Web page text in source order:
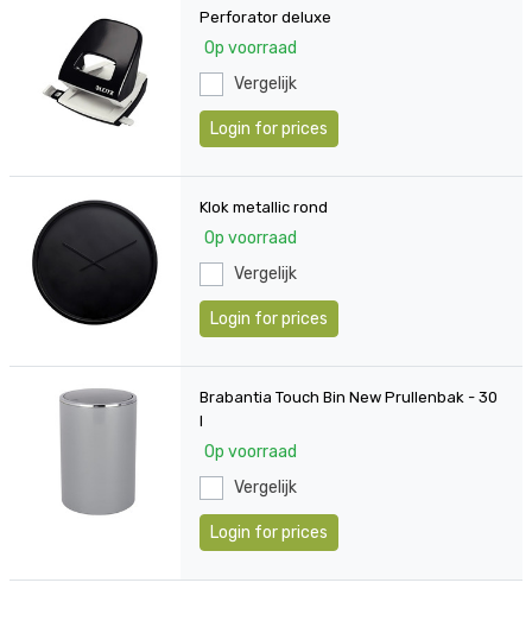
Perforator deluxe
Op voorraad
Vergelijk
Login for prices
Klok metallic rond
Op voorraad
Vergelijk
Login for prices
Brabantia Touch Bin New Prullenbak - 30
l
Op voorraad
Vergelijk
Login for prices